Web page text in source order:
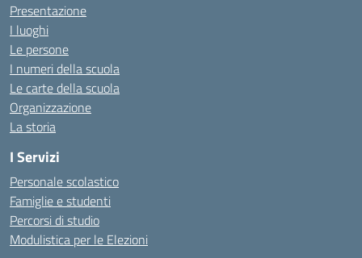
Presentazione
I luoghi
Le persone
I numeri della scuola
Le carte della scuola
Organizzazione
La storia
I Servizi
Personale scolastico
Famiglie e studenti
Percorsi di studio
Modulistica per le Elezioni